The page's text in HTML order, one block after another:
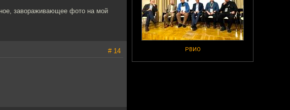
РВИО
завораживающее фото на мой
# 14